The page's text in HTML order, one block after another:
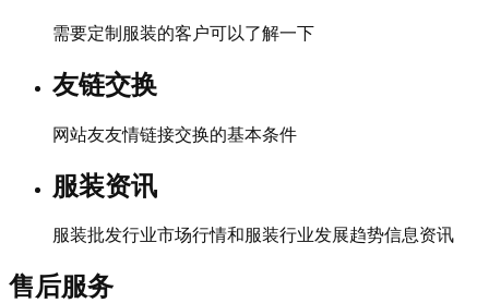
需要定制服装的客户可以了解一下
友链交换
网站友友情链接交换的基本条件
服装资讯
服装批发行业市场行情和服装行业发展趋势信息资讯
售后服务